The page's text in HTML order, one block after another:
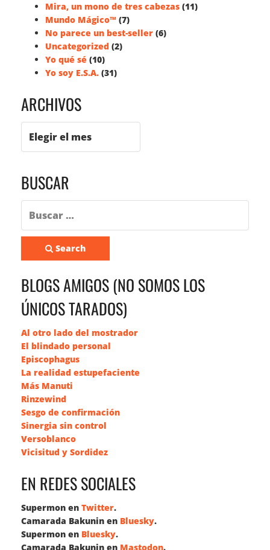
Mira, un mono de tres cabezas (11)
Mundo Mágico™ (7)
No parece un best-seller (6)
Uncategorized (2)
Yo qué sé (10)
Yo soy E.S.A. (31)
ARCHIVOS
BUSCAR
Search
BLOGS AMIGOS (NO SOMOS LOS
ÚNICOS TARADOS)
Al otro lado del mostrador
El blindado personal
Episcophagus
La realidad estupefaciente
Más Manuti
Rinzewind
Sesgo de confirmación
Sinergia sin control
Versoblanco
Vicisitud y Sordidez
EN REDES SOCIALES
Supermon en Twitter.
Camarada Bakunin en Bluesky.
Supermon en Bluesky.
Camarada Bakunin en Mastodon.